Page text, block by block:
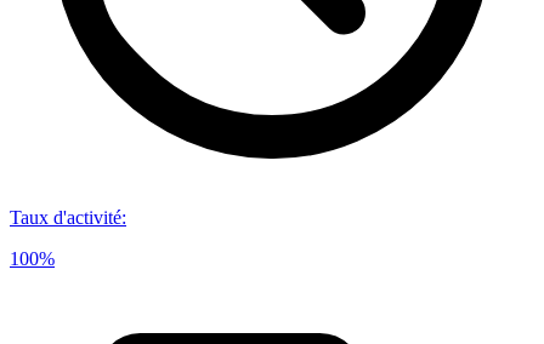
Taux d'activité:
100%